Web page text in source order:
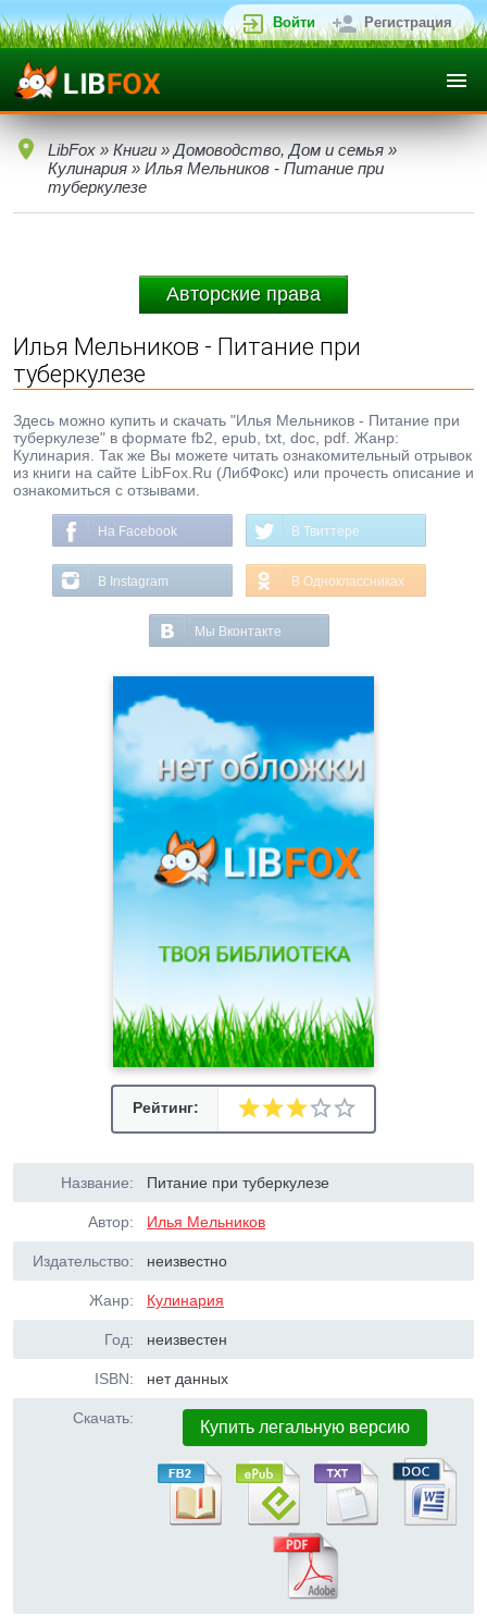
Войти Регистрация
LibFox » Книги » Домоводство, Дом и семья »
Кулинария » Илья Мельников - Питание при
туберкулезе
Авторские права
Илья Мельников - Питание при
туберкулезе
Здесь можно купить и скачать "Илья Мельников - Питание при
туберкулезе" в формате fb2, epub, txt, doc, pdf. Жанр:
Кулинария. Так же Вы можете читать ознакомительный отрывок
из книги на сайте LibFox.Ru (ЛибФокс) или прочесть описание и
ознакомиться с отзывами.
На Facebook В Твиттере
В Instagram В Одноклассниках
Мы Вконтакте
Рейтинг:
Название: Питание при туберкулезе
Автор: Илья Мельников
Издательство: неизвестно
Жанр: Кулинария
Год: неизвестен
ISBN: нет данных
Скачать: Купить легальную версию